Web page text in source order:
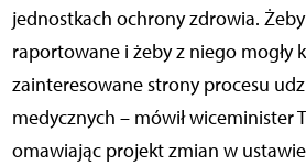
jednostkach ochrony zdrowia.
raportowane i żeby z niego mogły
zainteresowane strony procesu
medycznych – mówił wiceminister
omawiając projekt zmian w